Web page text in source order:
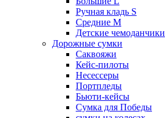
Ручная кладь S
Средние M
Детские чемоданчики
Дорожные сумки
Саквояжи
Кейс-пилоты
Несессеры
Портпледы
Бьюти-кейсы
Сумка для Победы